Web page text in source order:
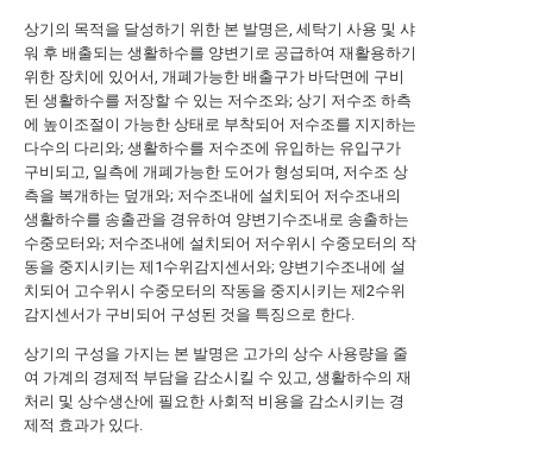
상기의 목적을 달성하기 위한 본 발명은, 세탁기 사용 및 샤
워 후 배출되는 생활하수를 양변기로 공급하여 재활용하기
위한 장치에 있어서, 개폐가능한 배출구가 바닥면에 구비
된 생활하수를 저장할 수 있는 저수조와; 상기 저수조 하측
에 높이조절이 가능한 상태로 부착되어 저수조를 지지하는
다수의 다리와; 생활하수를 저수조에 유입하는 유입구가
구비되고, 일측에 개폐가능한 도어가 형성되며, 저수조 상
측을 복개하는 덮개와; 저수조내에 설치되어 저수조내의
생활하수를 송출관을 경유하여 양변기수조내로 송출하는
수중모터와; 저수조내에 설치되어 저수위시 수중모터의 작
동을 중지시키는 제1수위감지센서와; 양변기수조내에 설
치되어 고수위시 수중모터의 작동을 중지시키는 제2수위
감지센서가 구비되어 구성된 것을 특징으로 한다.
상기의 구성을 가지는 본 발명은 고가의 상수 사용량을 줄
여 가계의 경제적 부담을 감소시킬 수 있고, 생활하수의 재
처리 및 상수생산에 필요한 사회적 비용을 감소시키는 경
제적 효과가 있다.